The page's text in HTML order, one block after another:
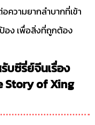
ความยากลำบากที่เข้า
อง เพื่อสิ่งที่ถูกต้อง
บซีรี่ย์จีนเรื่อง
Story of Xing